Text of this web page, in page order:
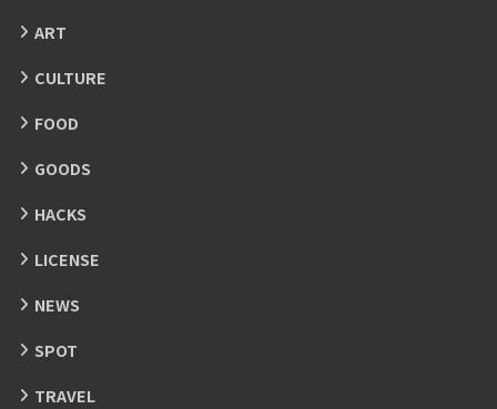
ART
CULTURE
FOOD
GOODS
HACKS
LICENSE
NEWS
SPOT
TRAVEL